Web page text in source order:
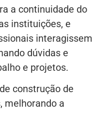
a continuidade do
instituições, e
interagissem
dúvidas e
e projetos.
construção de
melhorando a